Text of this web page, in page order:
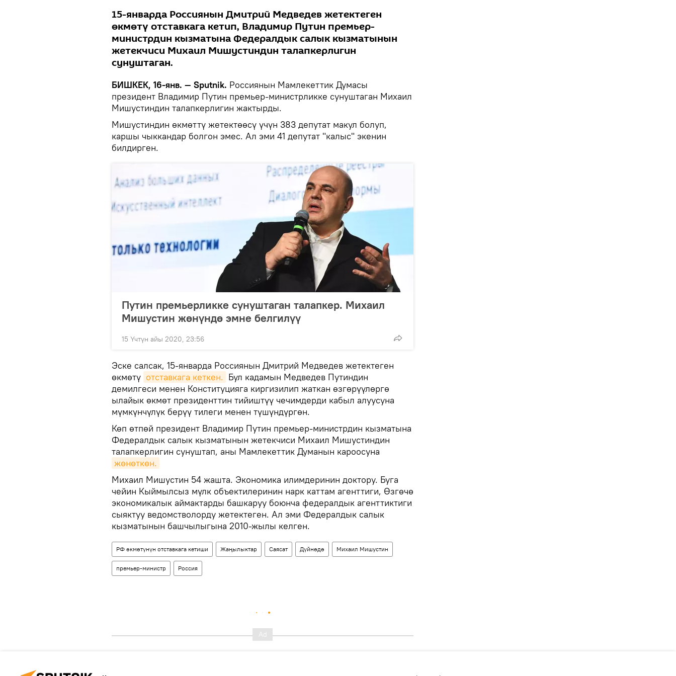
15-январда Россиянын Дмитрий Медведев жетектеген
өкмөтү отставкага кетип, Владимир Путин премьер-
министрдин кызматына Федералдык салык кызматынын
жетекчиси Михаил Мишустиндин талапкерлигин
сунуштаган.
БИШКЕК, 16-янв. — Sputnik. Россиянын Мамлекеттик Думасы
президент Владимир Путин премьер-министрликке сунуштаган Михаил
Мишустиндин талапкерлигин жактырды.
Мишустиндин өкмөттү жетектөөсү үчүн 383 депутат макул болуп,
каршы чыккандар болгон эмес. Ал эми 41 депутат "калыс" экенин
билдирген.
Путин премьерликке сунуштаган талапкер. Михаил
Мишустин жөнүндө эмне белгилүү
15 Үчтүн айы 2020, 23:56
Эске салсак, 15-январда Россиянын Дмитрий Медведев жетектеген
өкмөтү отставкага кеткен. Бул кадамын Медведев Путиндин
демилгеси менен Конституцияга киргизилип жаткан өзгөрүүлөргө
ылайык өкмөт президенттин тийиштүү чечимдерди кабыл алуусуна
мүмкүнчүлүк берүү тилеги менен түшүндүргөн.
Көп өтпөй президент Владимир Путин премьер-министрдин кызматына
Федералдык салык кызматынын жетекчиси Михаил Мишустиндин
талапкерлигин сунуштап, аны Мамлекеттик Думанын кароосуна
жөнөткөн.
Михаил Мишустин 54 жашта. Экономика илимдеринин доктору. Буга
чейин Кыймылсыз мүлк объектилеринин нарк каттам агенттиги, Өзгөчө
экономикалык аймактарды башкаруу боюнча федералдык агенттиктиги
сыяктуу ведомстволорду жетектеген. Ал эми Федералдык салык
кызматынын башчылыгына 2010-жылы келген.
РФ өкмөтүнүн отставкага кетиши Жаңылыктар Саясат Дүйнөдө Михаил Мишустин
премьер-министр Россия